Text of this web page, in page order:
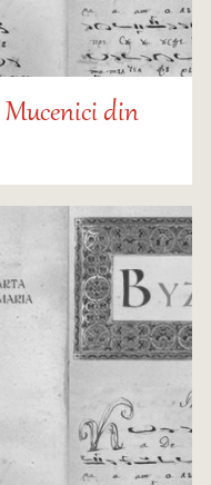
Mucenici din